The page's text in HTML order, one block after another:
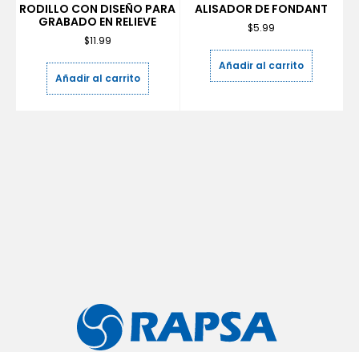
RODILLO CON DISEÑO PARA
GRABADO EN RELIEVE
$11.99
Añadir al carrito
ALISADOR DE FONDANT
$5.99
Añadir al carrito